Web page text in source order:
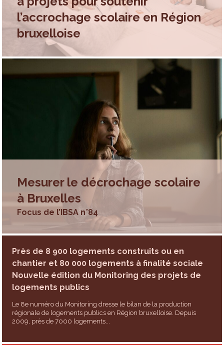
l’accrochage scolaire en Région
bruxelloise
Mesurer le décrochage scolaire
à Bruxelles
Focus de l’IBSA n°84
Près de 8 900 logements construits ou en
chantier et 80 000 logements à finalité sociale
Nouvelle édition du Monitoring des projets de
logements publics
Le 8e numéro du Monitoring dresse le bilan de la production
régionale de logements publics en Région bruxelloise. Depuis
2009, près de 7000 logements...